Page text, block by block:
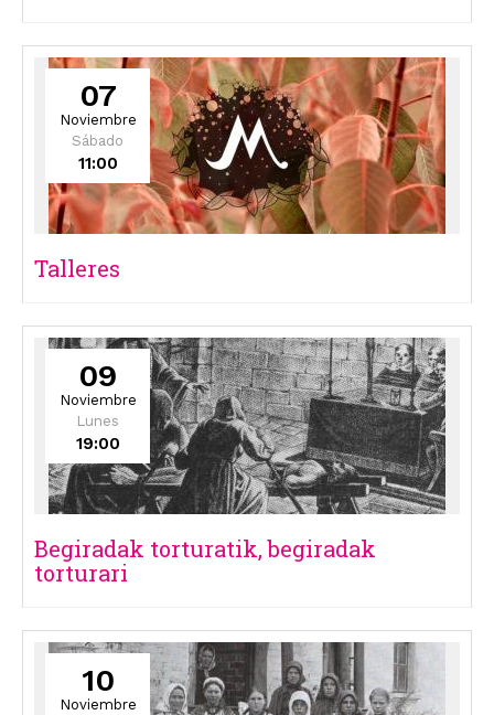
07
Noviembre
Sábado
11:00
Talleres
09
Noviembre
Lunes
19:00
Begiradak torturatik, begiradak
torturari
10
Noviembre